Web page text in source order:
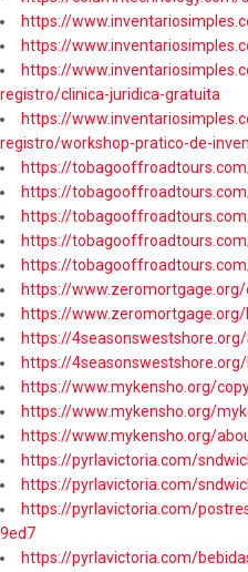
https://
https://
https://
registro/clinica-juridica-gratuita
https://
registro/workshop-pratico-de-
https://
https://
https://
https://
https://
https://
https://
https://
https://
https://www.mykensho.org/
https://www.mykensho.org/
https://www.mykensho.org/
https://pyrlavictoria.com/
https://pyrlavictoria.com/
https://pyrlavictoria.com/
9ed7
https://pyrlavictoria.com/